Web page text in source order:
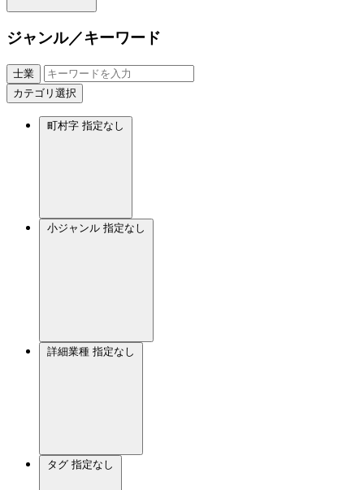
ジャンル／キーワード
士業
カテゴリ選択
町村字 指定なし
小ジャンル 指定なし
詳細業種 指定なし
タグ 指定なし